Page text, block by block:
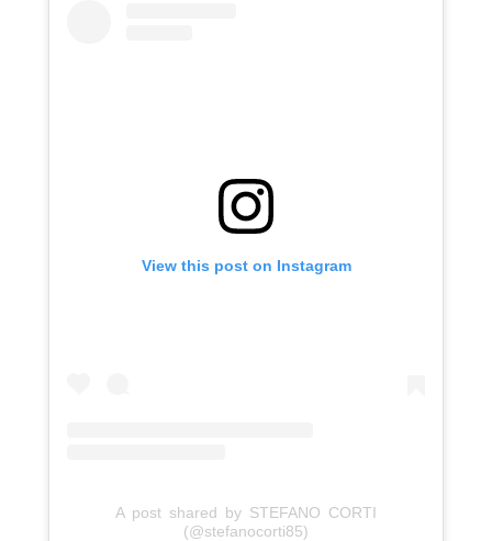
View this post on Instagram
A post shared by STEFANO CORTI
(@stefanocorti85)